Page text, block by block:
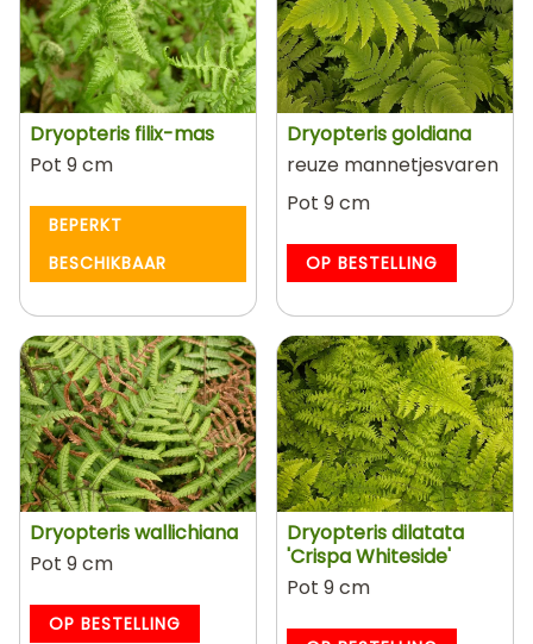
Dryopteris filix-mas
Pot 9 cm
BEPERKT
BESCHIKBAAR
Dryopteris goldiana
reuze mannetjesvaren
Pot 9 cm
OP BESTELLING
Dryopteris wallichiana
Pot 9 cm
OP BESTELLING
Dryopteris dilatata
'Crispa Whiteside'
Pot 9 cm